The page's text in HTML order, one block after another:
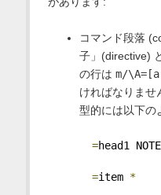
コマンド段落
子」(directive)
の行は m/
ければなりませ
型的には以下の
=head1
=item *